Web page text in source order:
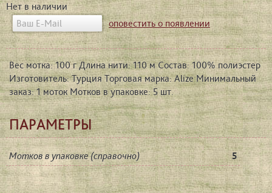
Нет в наличии
оповестить о появлении
Вес мотка: 100 г Длина нити: 110 м Состав: 100% полиэстер
Изготовитель: Турция Торговая марка: Alize Минимальный
заказ: 1 моток Мотков в упаковке: 5 шт.
ПАРАМЕТРЫ
Мотков в упаковке (справочно) 5